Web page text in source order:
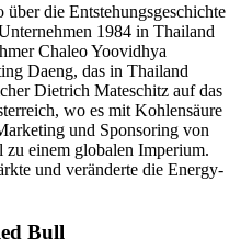
die Entstehungsgeschichte
1984 in Thailand
Chaleo Yoovidhya
Daeng, das in Thailand
Dietrich Mateschitz auf das
wo es mit Kohlensäure
und Sponsoring von
einem globalen Imperium.
und veränderte die Energy-
Bull